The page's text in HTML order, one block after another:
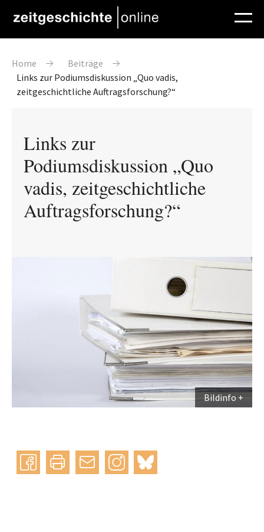
Pfadnavigation
Home
Beiträge
Links zur Podiumsdiskussion „Quo vadis,
zeitgeschichtliche Auftragsforschung?“
Links zur
Podiumsdiskussion „Quo
vadis, zeitgeschichtliche
Auftragsforschung?“
Bildinfo
Instagram
bluesky